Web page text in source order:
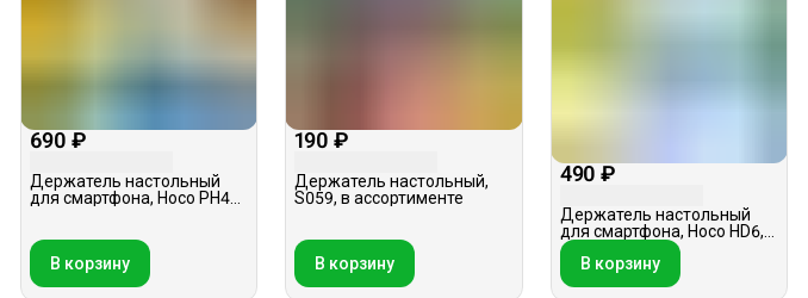
690 ₽
Держатель настольный
для смартфона, Hoco PH49,
В корзину
190 ₽
Держатель настольный,
S059, в ассортименте
В корзину
490 ₽
Держатель настольный
для смартфона, Hoco HD6,
белый
В корзину